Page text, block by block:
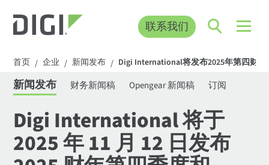
联系我们
首页 / 企业 / 新闻发布 / Digi International将发布2025年第四财
新闻发布 财务新闻稿 Opengear 新闻稿 订阅
Digi International 将于
2025 年 11 月 12 日发布